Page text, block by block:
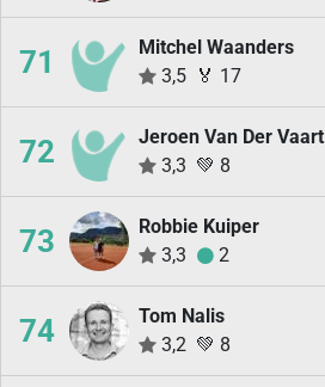
71
Mitchel Waanders
3,5 🏅 17
72
Jeroen Van Der Vaart
3,3 💚 8
73
Robbie Kuiper
3,3
2
74
Tom Nalis
3,2 💚 8